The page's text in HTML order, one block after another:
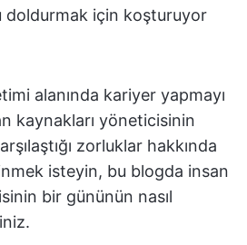
doldurmak için koşturuyor
alanında kariyer yapmayı
kaynakları yöneticisinin
zorluklar hakkında
isteyin, bu blogda insan
bir gününün nasıl